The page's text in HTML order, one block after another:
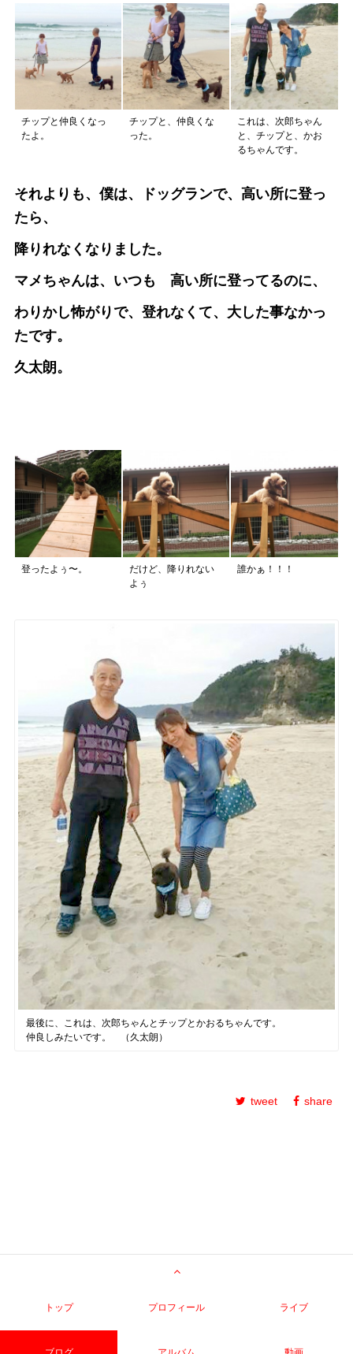
チップと仲良くなっ
たよ。
チップと、仲良くな
った。
これは、次郎ちゃん
と、チップと、かお
るちゃんです。
それよりも、僕は、ドッグランで、高い所に登っ
たら、
降りれなくなりました。
マメちゃんは、いつも 高い所に登ってるのに、
わりかし怖がりで、登れなくて、大した事なかっ
たです。
久太朗。
登ったよぅ〜。
だけど、降りれない
よぅ
誰かぁ！！！
最後に、これは、次郎ちゃんとチップとかおるちゃんです。
仲良しみたいです。 （久太朗）
tweet share
トップ プロフィール ライブ